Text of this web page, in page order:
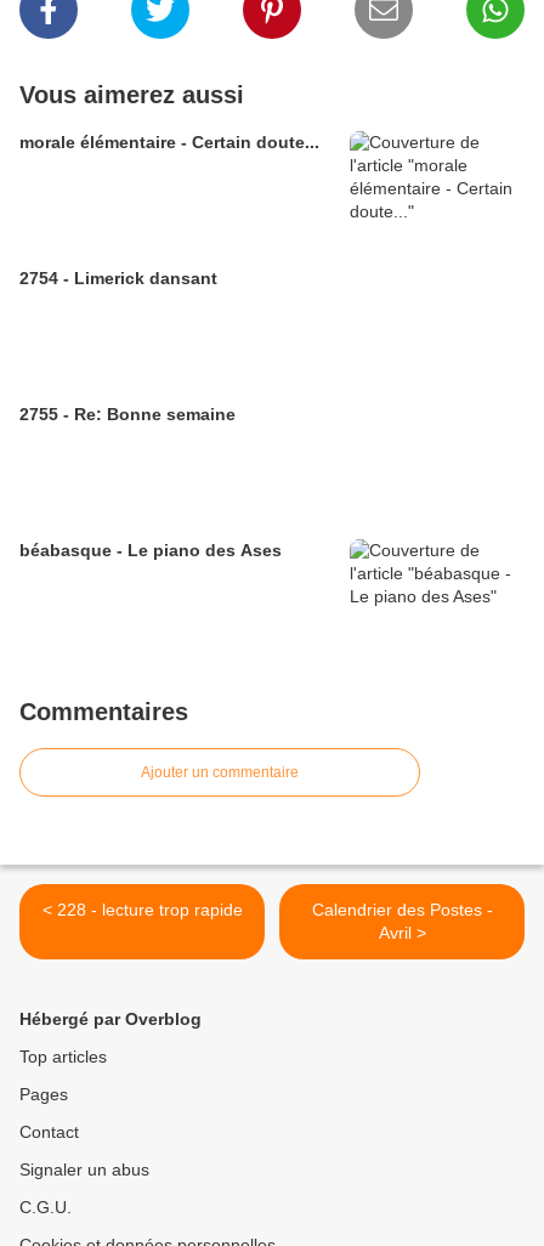
Vous aimerez aussi
morale élémentaire - Certain doute...
2754 - Limerick dansant
2755 - Re: Bonne semaine
béabasque - Le piano des Ases
Commentaires
Ajouter un commentaire
< 228 - lecture trop rapide
Calendrier des Postes -
Avril >
Hébergé par Overblog
Top articles
Pages
Contact
Signaler un abus
C.G.U.